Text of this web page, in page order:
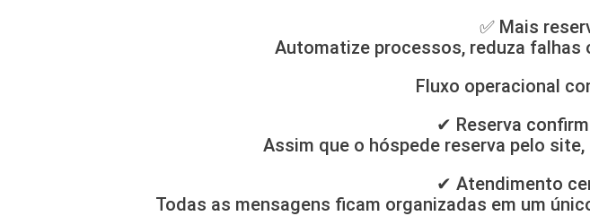
✅ Mais
Automatize processos, reduza falhas
Fluxo operacional
✔ Reserva
Assim que o hóspede reserva pelo
✔ Atendimento
Todas as mensagens ficam organizadas em um